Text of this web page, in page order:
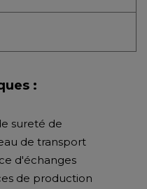
:
sureté de
de transport
d'échanges
de production